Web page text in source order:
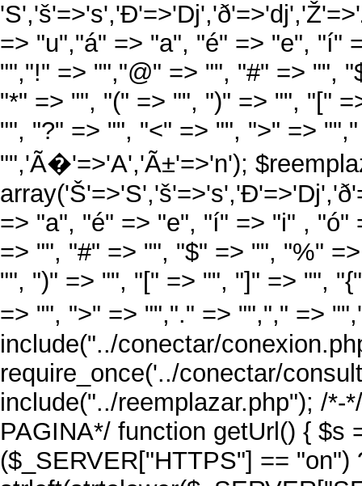
=> "u","á" => "a", "é" => "e", "í"
"","!" => "","@" => "", "#" => "",
"*" => "", "(" => "", ")" => "", "["
"", "?" => "", "<" => "", ">" =>
"",'Ã�'=>'A','Ã±'=>'n');
=> "a", "é" => "e", "í" => "i" , "ó"
=> "", "#" => "", "$" => "", "%"
"", ")" => "", "[" => "", "]" => "",
=> "", ">" => "","." => "","," =>
include("../conectar/
require_once('../conectar/
include("../reemplazar.php"); /*-
PAGINA*/ function getUrl() { $s
($_SERVER["HTTPS"] ==